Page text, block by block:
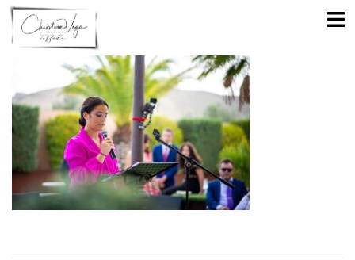
Saltar
contenido